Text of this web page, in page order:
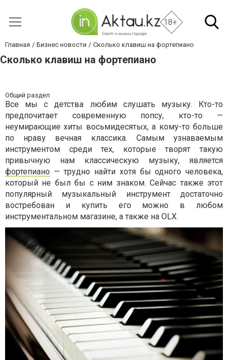
18+
Главная Бизнес новости Сколько клавиш на фортепиано
Сколько клавиш на фортепиано
Общий раздел
Все мы с детства любим слушать музыку. Кто-то
предпочитает современную попсу, кто-то —
неумирающие хиты восьмидесятых, а кому-то больше
по нраву вечная классика. Самым узнаваемым
инструментом среди тех, которые творят такую
привычную нам классическую музыку, является
фортепиано — трудно найти хотя бы одного человека,
который не был бы с ним знаком. Сейчас также этот
популярный музыкальный инструмент достаточно
востребован и купить его можно в любом
инструментальном магазине, а также на OLX.